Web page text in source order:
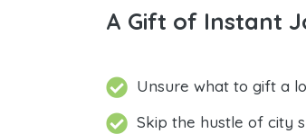
A Gift of Instant
Unsure what to gift a
Skip the hustle of city